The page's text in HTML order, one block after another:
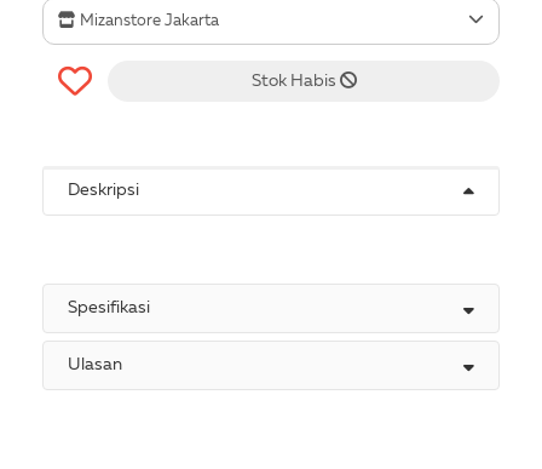
Mizanstore Jakarta
Stok Habis
Deskripsi
Spesifikasi
Ulasan